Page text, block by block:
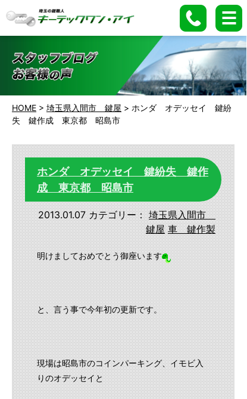
HOME > 埼玉県入間市 鍵屋 > ホンダ オデッセイ 鍵紛
失 鍵作成 東京都 昭島市
ホンダ オデッセイ 鍵紛失 鍵作
成 東京都 昭島市
2013.01.07 カテゴリー： 埼玉県入間市
鍵屋 車 鍵作製
明けましておめでとう御座います
と、言う事で今年初の更新です。
現場は昭島市のコインパーキング、イモビ入
りのオデッセイと